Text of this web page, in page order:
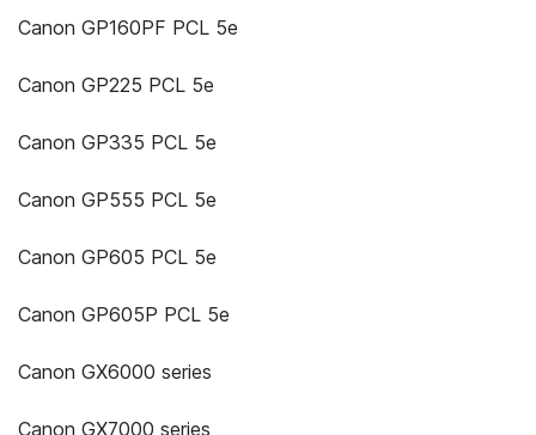
Canon GP160PF PCL 5e
Canon GP225 PCL 5e
Canon GP335 PCL 5e
Canon GP555 PCL 5e
Canon GP605 PCL 5e
Canon GP605P PCL 5e
Canon GX6000 series
Canon GX7000 series